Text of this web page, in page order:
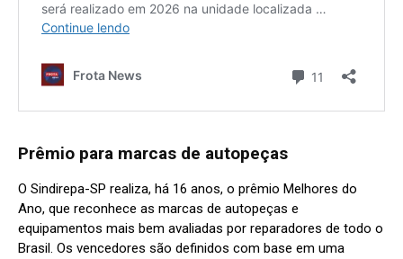
Prêmio para marcas de autopeças
O Sindirepa-SP realiza, há 16 anos, o prêmio Melhores do
Ano, que reconhece as marcas de autopeças e
equipamentos mais bem avaliadas por reparadores de todo o
Brasil. Os vencedores são definidos com base em uma